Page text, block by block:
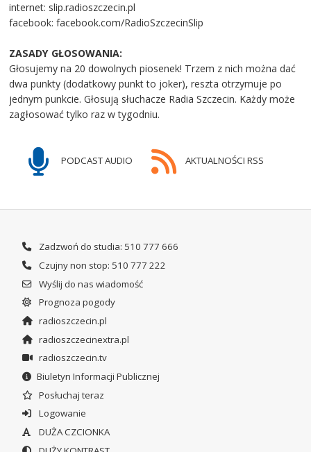
internet: slip.radioszczecin.pl
facebook: facebook.com/RadioSzczecinSlip
ZASADY GŁOSOWANIA:
Głosujemy na 20 dowolnych piosenek! Trzem z nich można dać
dwa punkty (dodatkowy punkt to joker), reszta otrzymuje po
jednym punkcie. Głosują słuchacze Radia Szczecin. Każdy może
zagłosować tylko raz w tygodniu.
PODCAST AUDIO AKTUALNOŚCI RSS
Zadzwoń do studia: 510 777 666
Czujny non stop: 510 777 222
Wyślij do nas wiadomość
Prognoza pogody
radioszczecin.pl
radioszczecinextra.pl
radioszczecin.tv
Biuletyn Informacji Publicznej
Posłuchaj teraz
Logowanie
DUŻA CZCIONKA